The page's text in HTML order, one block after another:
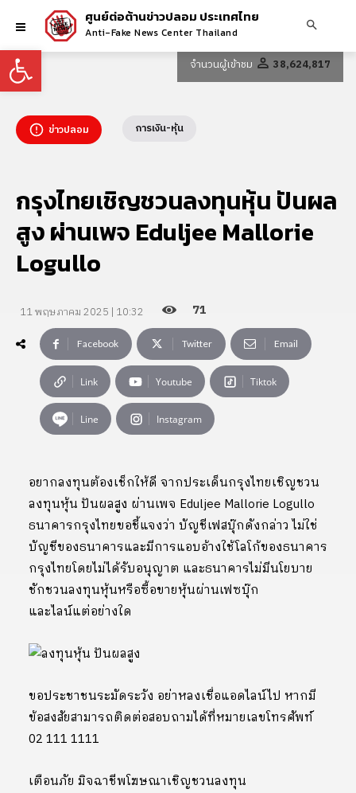
Open toolbar
ศูนย์ต่อต้านข่าวปลอม ประเทศไทย
Anti-Fake News Center Thailand
จำนวนผู้เข้าชม 38,624,817
ข่าวปลอม การเงิน-หุ้น
กรุงไทยเชิญชวนลงทุนหุ้น ปันผล
สูง ผ่านเพจ Eduljee Mallorie
Logullo
11 พฤษภาคม 2025 | 10:32 71
Facebook Twitter Email
Link Youtube Tiktok
Line Instagram
อยากลงทุนต้องเช็กให้ดี จากประเด็นกรุงไทยเชิญชวน
ลงทุนหุ้น ปันผลสูง ผ่านเพจ Eduljee Mallorie Logullo
ธนาคารกรุงไทยขอชี้แจงว่า บัญชีเฟสบุ๊กดังกล่าว ไม่ใช่
บัญชีของธนาคารและมีการแอบอ้างใช้โลโก้ของธนาคาร
กรุงไทยโดยไม่ได้รับอนุญาต และธนาคารไม่มีนโยบาย
ชักชวนลงทุนหุ้นหรือซื้อขายหุ้นผ่านเฟซบุ๊ก
และไลน์แต่อย่างใด
ขอประชาชนระมัดระวัง อย่าหลงเชื่อแอดไลน์ไป หากมี
ข้อสงสัยสามารถติดต่อสอบถามได้ที่หมายเลขโทรศัพท์
02 111 1111
เตือนภัย มิจฉาชีพโฆษณาเชิญชวนลงทุน